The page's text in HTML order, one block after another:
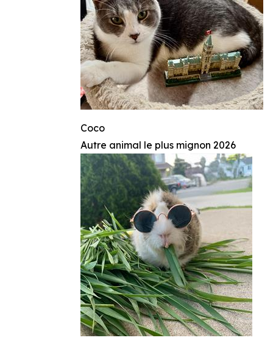
Coco
Autre animal le plus mignon 2026